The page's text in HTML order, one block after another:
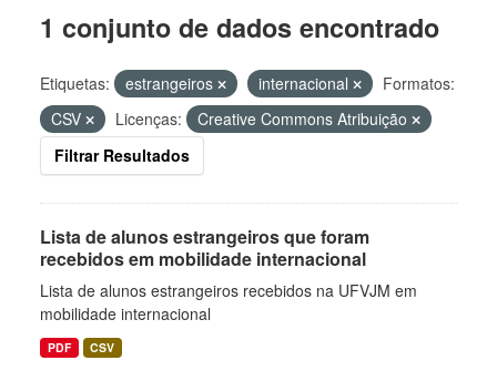
1 conjunto de dados encontrado
Etiquetas: estrangeiros internacional
Formatos:
CSV
Licenças:
Creative Commons Atribuição
Filtrar Resultados
Lista de alunos estrangeiros que foram
recebidos em mobilidade internacional
Lista de alunos estrangeiros recebidos na UFVJM em
mobilidade internacional
PDF CSV